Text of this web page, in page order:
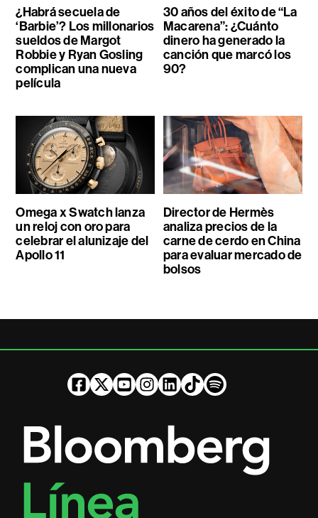
¿Habrá secuela de
‘Barbie’? Los millonarios
sueldos de Margot
Robbie y Ryan Gosling
complican una nueva
película
30 años del éxito de “La
Macarena”: ¿Cuánto
dinero ha generado la
canción que marcó los
90?
Omega x Swatch lanza
un reloj con oro para
celebrar el alunizaje del
Apollo 11
Director de Hermès
analiza precios de la
carne de cerdo en China
para evaluar mercado de
bolsos